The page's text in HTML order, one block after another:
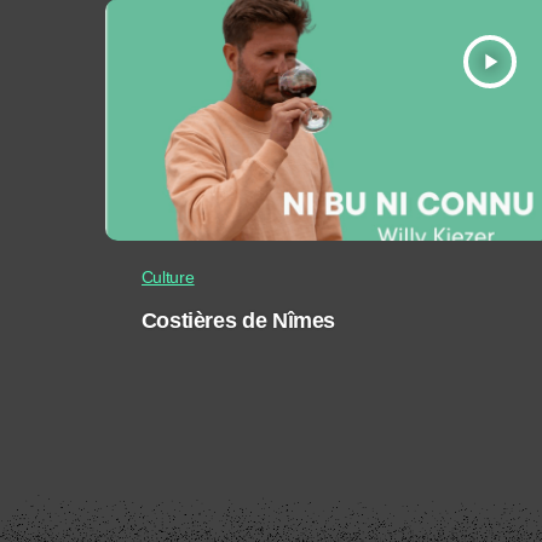
play_arrow
Culture
Costières de Nîmes